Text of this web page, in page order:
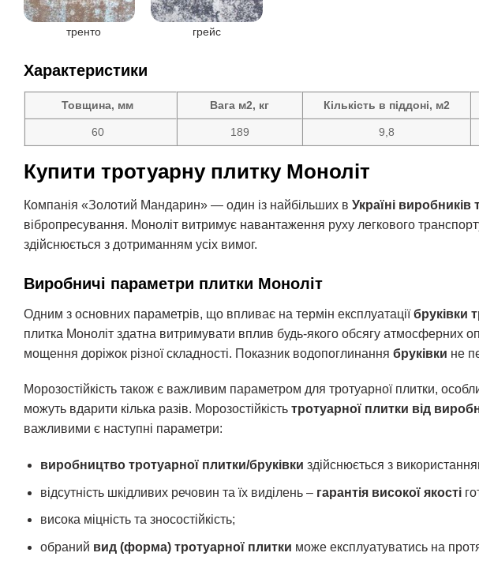
тренто грейс
Характеристики
Товщина, мм Вага м2, кг Кількість в піддоні, м2
60 189 9,8
Купити тротуарну плитку Моноліт
Компанія «Золотий Мандарин» — один із найбільших в Україні виробників
вібропресування. Моноліт витримує навантаження руху легкового
здійснюється з дотриманням усіх вимог.
Виробничі параметри плитки Моноліт
Одним з основних параметрів, що впливає на термін експлуатаціїбруківки
плитка Моноліт здатна витримувати вплив будь-якого обсягу атмосферних
мощення доріжок різної складності. Показник водопоглинання бруківки не
Морозостійкість також є важливим параметром для тротуарної плитки,
можуть вдарити кілька разів. Морозостійкість тротуарної плитки від
важливими є наступні параметри:
виробництво тротуарної плитки/бруківки здійснюється з
відсутність шкідливих речовин та їх виділень – гарантія високої якості
висока міцність та зносостійкість;
обраний вид (форма) тротуарної плитки може експлуатуватись на